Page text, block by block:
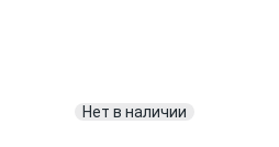
Нет в наличии